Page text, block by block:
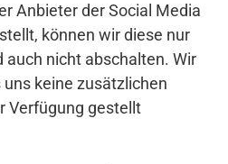
Anbieter der Social Media
können wir diese nur
nicht abschalten. Wir
keine zusätzlichen
Verfügung gestellt